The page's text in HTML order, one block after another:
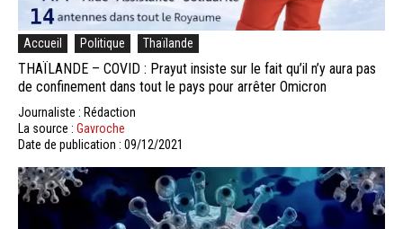
Accueil Politique Thaïlande
THAÏLANDE – COVID : Prayut insiste sur le fait qu’il n’y aura pas
de confinement dans tout le pays pour arrêter Omicron
Journaliste : Rédaction
La source : Gavroche
Date de publication : 09/12/2021